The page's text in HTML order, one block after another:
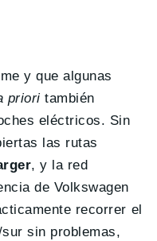
y que algunas
priori también
eléctricos. Sin
las rutas
, y la red
de Volkswagen
recorrer el
sin problemas,